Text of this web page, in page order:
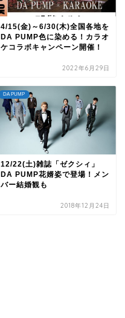
4/15(金)～6/30(木)全国各地を
DA PUMP色に染める！カラオ
ケコラボキャンペーン開催！
2022年6月29日
DA PUMP
12/22(土)雑誌「ゼクシィ」
DA PUMP花婿姿で登場！メン
バー結婚観も
2018年12月24日